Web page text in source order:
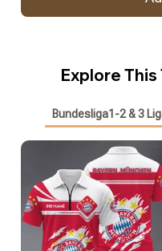
Explore This
Bundesliga1-2 & 3